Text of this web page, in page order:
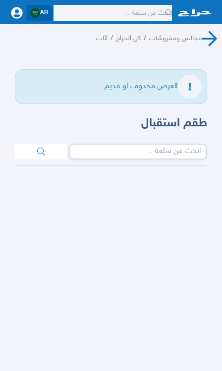
AR
مجالس ومفروشات / كل الحراج / اثاث
العرض محذوف او قديم.
طقم استقبال